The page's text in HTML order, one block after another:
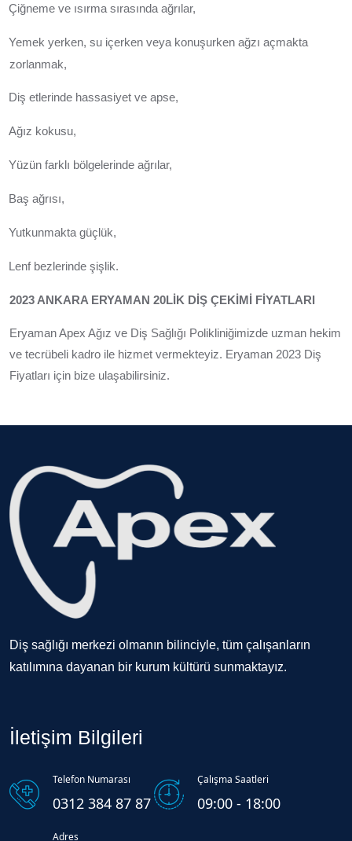
Çiğneme ve ısırma sırasında ağrılar,
Yemek yerken, su içerken veya konuşurken ağzı açmakta
zorlanmak,
Diş etlerinde hassasiyet ve apse,
Ağız kokusu,
Yüzün farklı bölgelerinde ağrılar,
Baş ağrısı,
Yutkunmakta güçlük,
Lenf bezlerinde şişlik.
2023 ANKARA ERYAMAN 20LİK DİŞ ÇEKİMİ FİYATLARI
Eryaman Apex Ağız ve Diş Sağlığı Polikliniğimizde uzman hekim
ve tecrübeli kadro ile hizmet vermekteyiz. Eryaman 2023 Diş
Fiyatları için bize ulaşabilirsiniz.
Diş sağlığı merkezi olmanın bilinciyle, tüm çalışanların
katılımına dayanan bir kurum kültürü sunmaktayız.
İletişim Bilgileri
Telefon Numarası
0312 384 87 87
Çalışma Saatleri
09:00 - 18:00
Adres